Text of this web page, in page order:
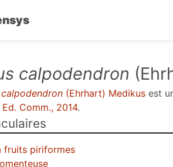
calpodendron
(Ehrhart) Medikus est
Ed. Comm., 2014.
fruits piriformes